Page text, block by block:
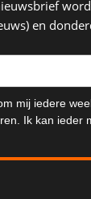
en
mij iedere
Ik kan ieder